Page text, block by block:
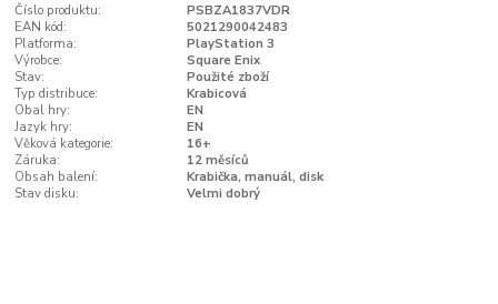
Číslo produktu:
PSBZA1837VDR
EAN kód:
5021290042483
Platforma:
PlayStation 3
Výrobce:
Square Enix
Stav:
Použité zboží
Typ distribuce:
Krabicová
Obal hry:
EN
Jazyk hry:
EN
Věková kategorie:
16+
Záruka:
12 měsíců
Obsah balení:
Krabička, manuál, disk
Stav disku:
Velmi dobrý